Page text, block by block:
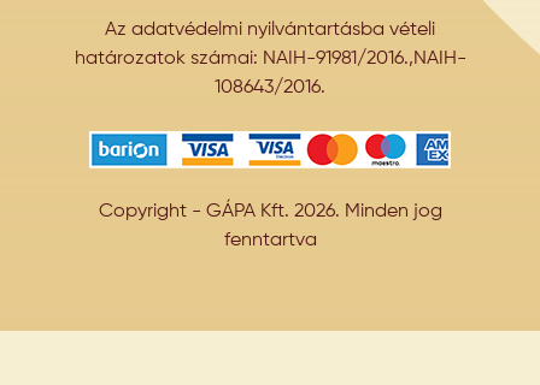
Az adatvédelmi nyilvántartásba vételi
határozatok számai: NAIH-91981/2016.,NAIH-
108643/2016.
Copyright - GÁPA Kft. 2026. Minden jog
fenntartva